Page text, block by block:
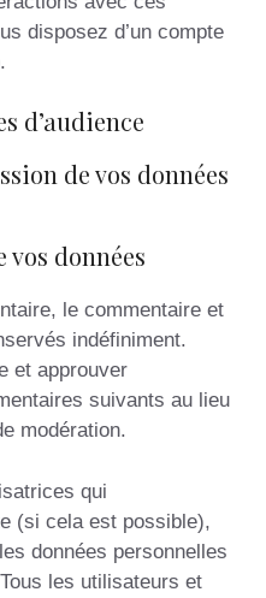
disposez d’un compte
d’audience
de vos données
vos données
le commentaire et
indéfiniment.
et approuver
suivants au lieu
modération.
qui
(si cela est possible),
données personnelles
les utilisateurs et